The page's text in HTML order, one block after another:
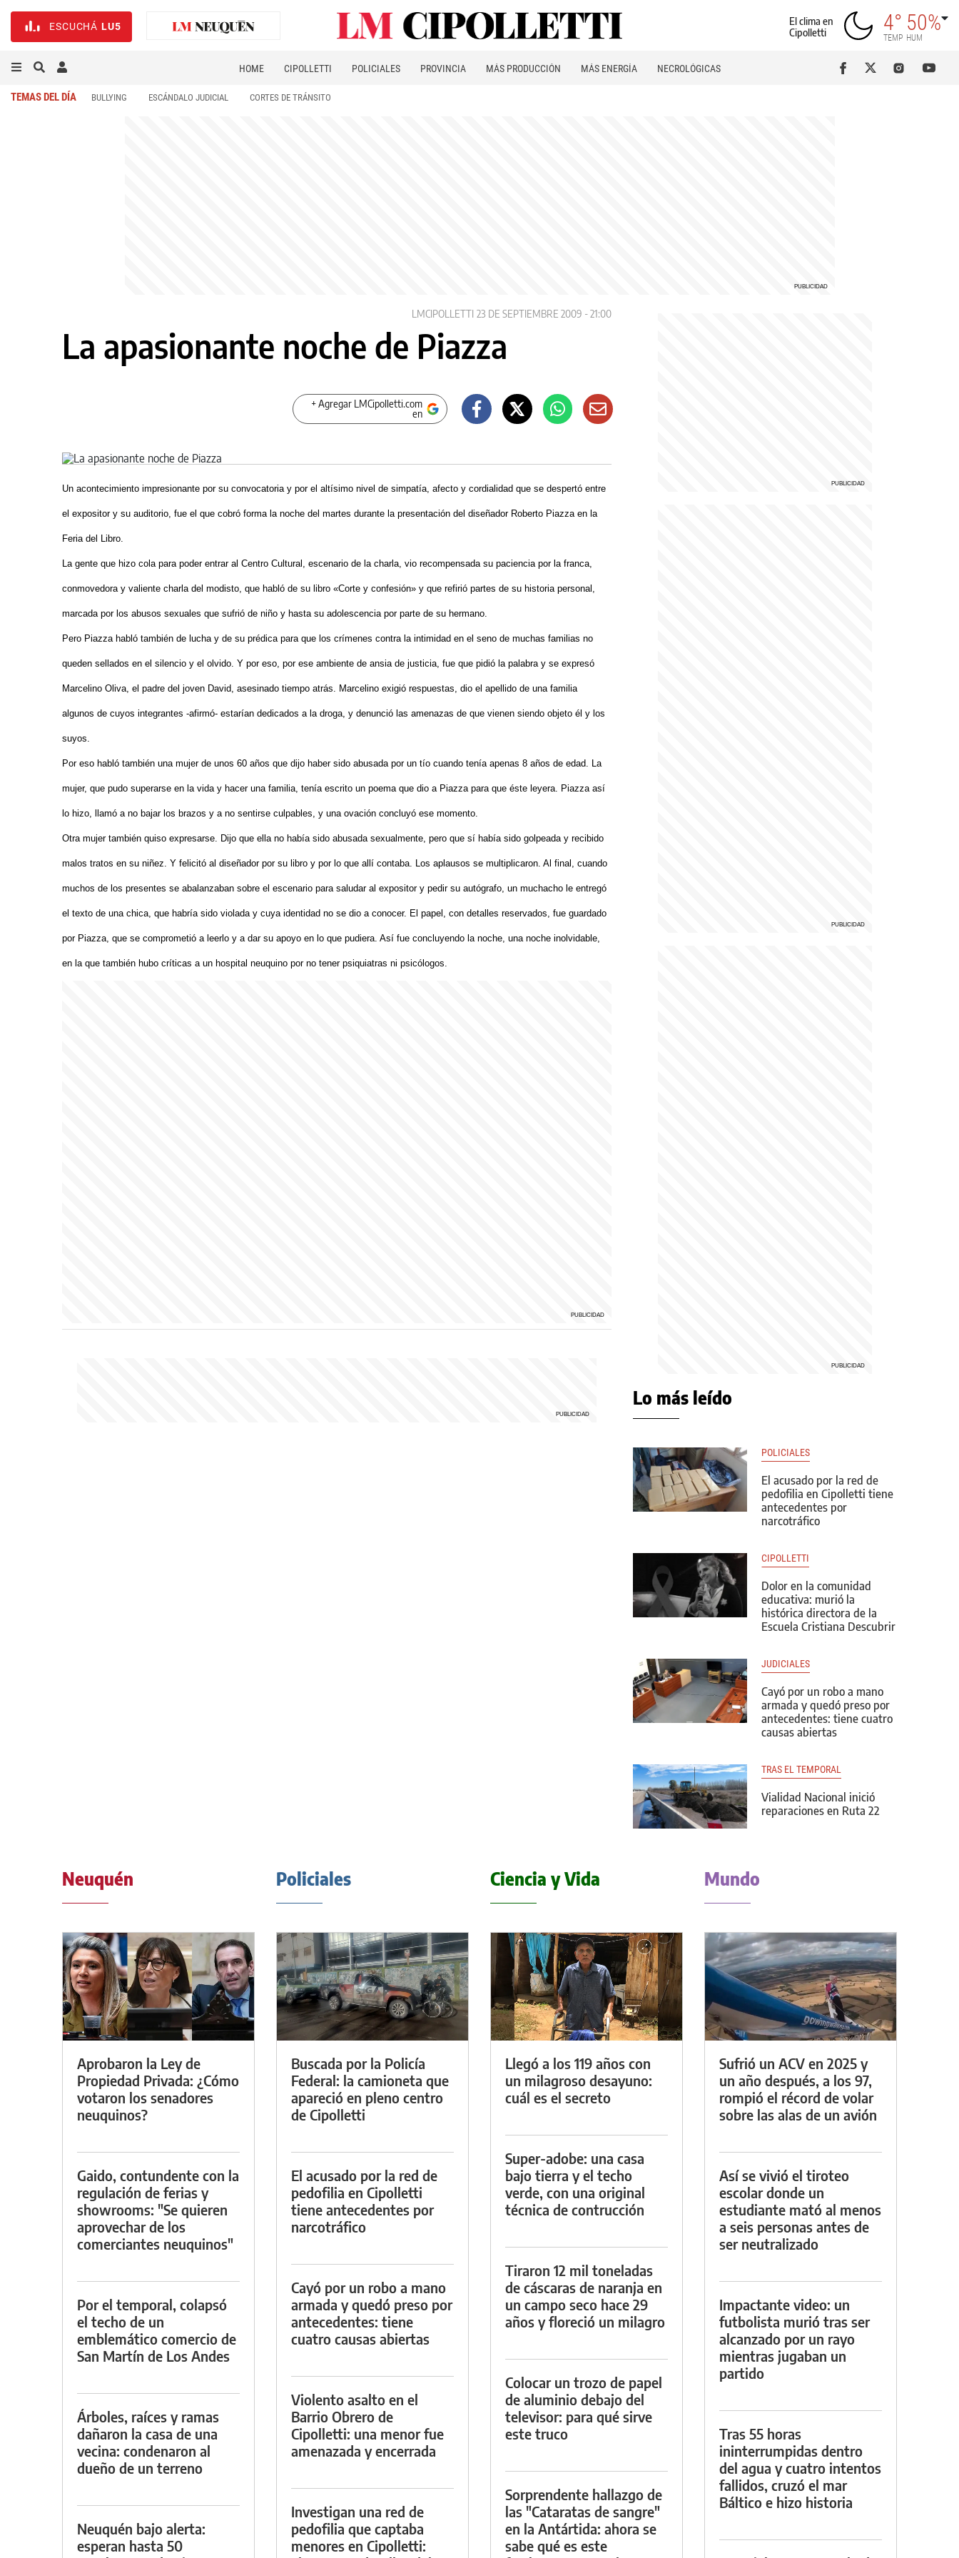
ESCUCHÁ LU5
El clima en
Cipolletti
4°
TEMP
50%
HUM
HOME CIPOLLETTI POLICIALES PROVINCIA MÁS PRODUCCIÓN MÁS ENERGÍA NECROLÓGICAS
TEMAS DEL DÍA BULLYING ESCÁNDALO JUDICIAL CORTES DE TRÁNSITO
LMCIPOLLETTI 23 DE SEPTIEMBRE 2009 - 21:00
La apasionante noche de Piazza
+ Agregar LMCipolletti.com
en
Un acontecimiento impresionante por su convocatoria y por el altísimo nivel de simpatía, afecto y cordialidad que se despertó entre
el expositor y su auditorio, fue el que cobró forma la noche del martes durante la presentación del diseñador Roberto Piazza en la
Feria del Libro.
La gente que hizo cola para poder entrar al Centro Cultural, escenario de la charla, vio recompensada su paciencia por la franca,
conmovedora y valiente charla del modisto, que habló de su libro «Corte y confesión» y que refirió partes de su historia personal,
marcada por los abusos sexuales que sufrió de niño y hasta su adolescencia por parte de su hermano.
Pero Piazza habló también de lucha y de su prédica para que los crímenes contra la intimidad en el seno de muchas familias no
queden sellados en el silencio y el olvido. Y por eso, por ese ambiente de ansia de justicia, fue que pidió la palabra y se expresó
Marcelino Oliva, el padre del joven David, asesinado tiempo atrás. Marcelino exigió respuestas, dio el apellido de una familia
algunos de cuyos integrantes -afirmó- estarían dedicados a la droga, y denunció las amenazas de que vienen siendo objeto él y los
suyos.
Por eso habló también una mujer de unos 60 años que dijo haber sido abusada por un tío cuando tenía apenas 8 años de edad. La
mujer, que pudo superarse en la vida y hacer una familia, tenía escrito un poema que dio a Piazza para que éste leyera. Piazza así
lo hizo, llamó a no bajar los brazos y a no sentirse culpables, y una ovación concluyó ese momento.
Otra mujer también quiso expresarse. Dijo que ella no había sido abusada sexualmente, pero que sí había sido golpeada y recibido
malos tratos en su niñez. Y felicitó al diseñador por su libro y por lo que allí contaba. Los aplausos se multiplicaron. Al final, cuando
muchos de los presentes se abalanzaban sobre el escenario para saludar al expositor y pedir su autógrafo, un muchacho le entregó
el texto de una chica, que habría sido violada y cuya identidad no se dio a conocer. El papel, con detalles reservados, fue guardado
por Piazza, que se comprometió a leerlo y a dar su apoyo en lo que pudiera. Así fue concluyendo la noche, una noche inolvidable,
en la que también hubo críticas a un hospital neuquino por no tener psiquiatras ni psicólogos.
Lo más leído
POLICIALES
El acusado por la red de
pedofilia en Cipolletti tiene
antecedentes por
narcotráfico
CIPOLLETTI
Dolor en la comunidad
educativa: murió la
histórica directora de la
Escuela Cristiana Descubrir
JUDICIALES
Cayó por un robo a mano
armada y quedó preso por
antecedentes: tiene cuatro
causas abiertas
TRAS EL TEMPORAL
Vialidad Nacional inició
reparaciones en Ruta 22
Neuquén
Aprobaron la Ley de
Propiedad Privada: ¿Cómo
votaron los senadores
neuquinos?
Gaido, contundente con la
regulación de ferias y
showrooms: "Se quieren
aprovechar de los
comerciantes neuquinos"
Por el temporal, colapsó
el techo de un
emblemático comercio de
San Martín de Los Andes
Árboles, raíces y ramas
dañaron la casa de una
vecina: condenaron al
dueño de un terreno
Neuquén bajo alerta:
esperan hasta 50
Policiales
Buscada por la Policía
Federal: la camioneta que
apareció en pleno centro
de Cipolletti
El acusado por la red de
pedofilia en Cipolletti
tiene antecedentes por
narcotráfico
Cayó por un robo a mano
armada y quedó preso por
antecedentes: tiene
cuatro causas abiertas
Violento asalto en el
Barrio Obrero de
Cipolletti: una menor fue
amenazada y encerrada
Investigan una red de
pedofilia que captaba
menores en Cipolletti:
Ciencia y Vida
Llegó a los 119 años con
un milagroso desayuno:
cuál es el secreto
Super-adobe: una casa
bajo tierra y el techo
verde, con una original
técnica de contrucción
Tiraron 12 mil toneladas
de cáscaras de naranja en
un campo seco hace 29
años y floreció un milagro
Colocar un trozo de papel
de aluminio debajo del
televisor: para qué sirve
este truco
Sorprendente hallazgo de
las "Cataratas de sangre"
en la Antártida: ahora se
sabe qué es este
Mundo
Sufrió un ACV en 2025 y
un año después, a los 97,
rompió el récord de volar
sobre las alas de un avión
Así se vivió el tiroteo
escolar donde un
estudiante mató al menos
a seis personas antes de
ser neutralizado
Impactante video: un
futbolista murió tras ser
alcanzado por un rayo
mientras jugaban un
partido
Tras 55 horas
ininterrumpidas dentro
del agua y cuatro intentos
fallidos, cruzó el mar
Báltico e hizo historia